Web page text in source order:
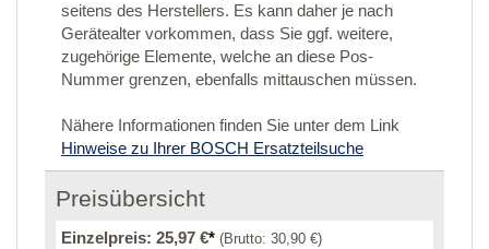
seitens des Herstellers. Es kann daher je nach
Gerätealter vorkommen, dass Sie ggf. weitere,
zugehörige Elemente, welche an diese Pos-
Nummer grenzen, ebenfalls mittauschen müssen.
Nähere Informationen finden Sie unter dem Link
Hinweise zu Ihrer BOSCH Ersatzteilsuche
Preisübersicht
Einzelpreis: 25,97 €* (Brutto: 30,90 €)